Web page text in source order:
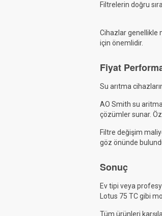
Filtrelerin doğru
Cihazlar genellikle
için önemlidir.
Fiyat
Su arıtma
AO Smith su
çözümler sunar.
Filtre değişim
göz önünde
Sonuç
Ev tipi veya
Lotus 75 TC gibi
Tüm ürünleri